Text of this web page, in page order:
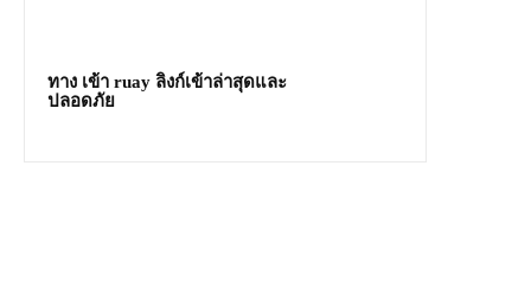
ทาง เข้า ruay ลิงก์เข้าล่าสุดและ
ปลอดภัย